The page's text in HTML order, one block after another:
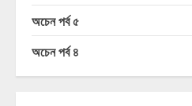
অচেন পর্ব ৫
অচেন পর্ব ৪